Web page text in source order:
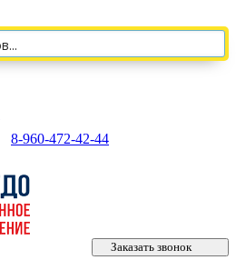
8-960-472-42-44
Заказать звонок